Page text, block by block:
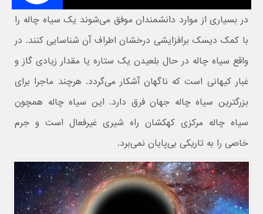
در بسیاری از موارد دانشمندان موفق می‌شوند یک سیاه چاله را
با کمک دیسک برافزایشی درخشان اطراف آن شناسایی کنند. در
واقع سیاه چاله در حال بلعیدن یک ستاره یا مقدار زیادی گاز و
غبار کیهانی است که ناگهان آشکار می‌گردد. هرچند ماجرا برای
بزرگترین سیاه چاله جهان فرق دارد. این سیاه چاله همچون
سیاه چاله مرکزی کهکشان راه شیری غیرفعال است و جرم
خاصی را به تاریکی بی‌پایان نمی‌برد.